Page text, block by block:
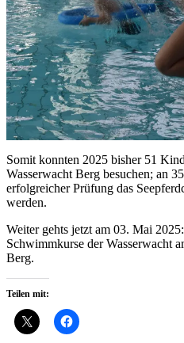
Somit konnten 2025 bisher 51
Wasserwacht Berg besuchen; an
erfolgreicher Prüfung das
werden.
Weiter gehts jetzt am 03. Mai
Schwimmkurse der Wasserwacht
Berg.
Teilen mit: